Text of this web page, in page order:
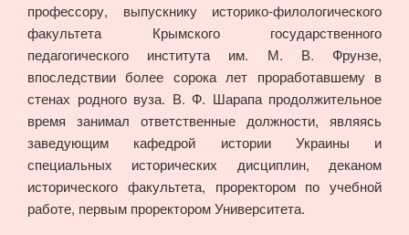
профессору, выпускнику историко-филологического
факультета Крымского государственного
педагогического института им. М. В. Фрунзе,
впоследствии более сорока лет проработавшему в
стенах родного вуза. В. Ф. Шарапа продолжительное
время занимал ответственные должности, являясь
заведующим кафедрой истории Украины и
специальных исторических дисциплин, деканом
исторического факультета, проректором по учебной
работе, первым проректором Университета.